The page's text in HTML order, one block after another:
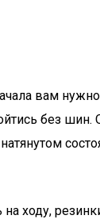
вам
без шин.
ходу,